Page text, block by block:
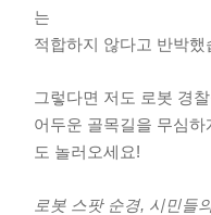
는
적합하지 않다고 반박했
그렇다면 저도 로봇 경
어두운 골목길을 무심하
도 놀러오세요!
로봇 스팟 순경, 시민들